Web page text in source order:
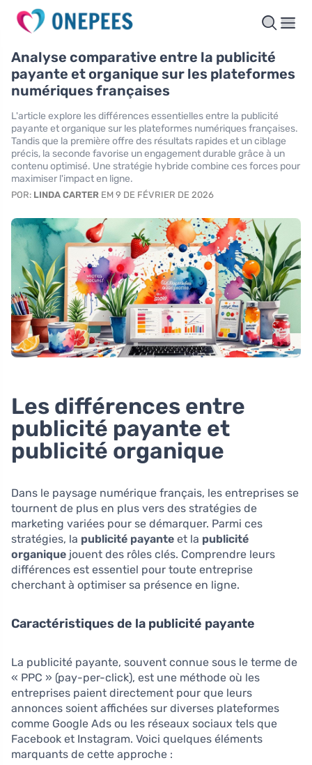
Analyse comparative entre la publicité
payante et organique sur les plateformes
numériques françaises
L'article explore les différences essentielles entre la publicité
payante et organique sur les plateformes numériques françaises.
Tandis que la première offre des résultats rapides et un ciblage
précis, la seconde favorise un engagement durable grâce à un
contenu optimisé. Une stratégie hybride combine ces forces pour
maximiser l'impact en ligne.
POR: LINDA CARTER EM 9 DE FÉVRIER DE 2026
Les différences entre
publicité payante et
publicité organique
Dans le paysage numérique français, les entreprises se
tournent de plus en plus vers des stratégies de
marketing variées pour se démarquer. Parmi ces
stratégies, la publicité payante et la publicité
organique jouent des rôles clés. Comprendre leurs
différences est essentiel pour toute entreprise
cherchant à optimiser sa présence en ligne.
Caractéristiques de la publicité payante
La publicité payante, souvent connue sous le terme de
« PPC » (pay-per-click), est une méthode où les
entreprises paient directement pour que leurs
annonces soient affichées sur diverses plateformes
comme Google Ads ou les réseaux sociaux tels que
Facebook et Instagram. Voici quelques éléments
marquants de cette approche :